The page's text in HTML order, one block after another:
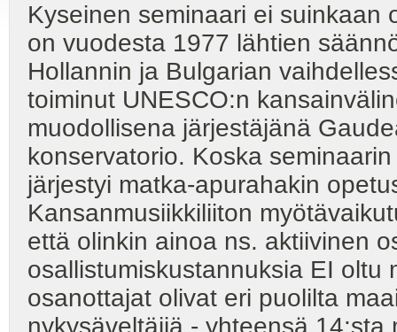
Kyseinen seminaari ei suinkaan
on vuodesta 1977 lähtien
Hollannin ja Bulgarian
toiminut UNESCO:n
muodollisena järjestäjänä
konservatorio. Koska
järjestyi matka-apurahakin
Kansanmusiikkiliiton
että olinkin ainoa ns. aktiivinen
osallistumiskustannuksia EI oltu
osanottajat olivat eri puolilta